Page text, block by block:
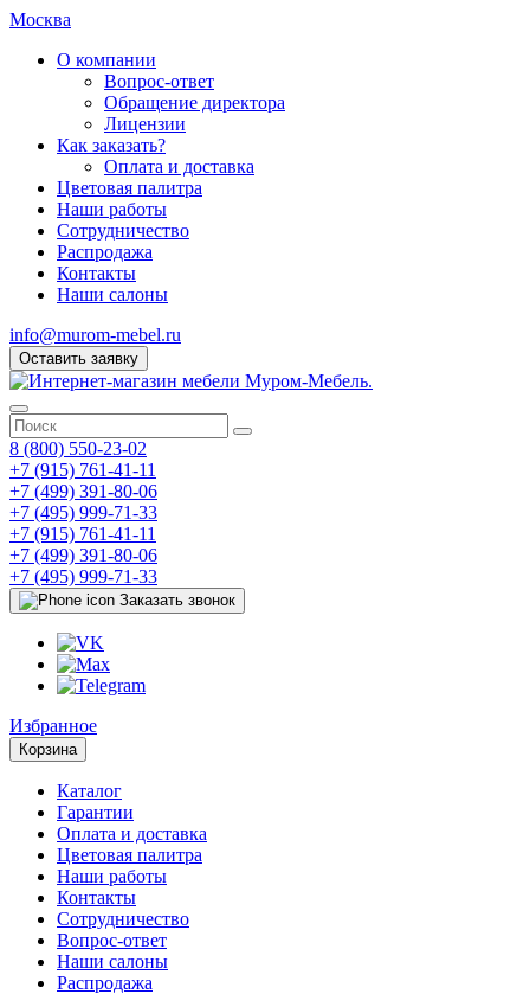
Москва
О компании
Вопрос-ответ
Обращение директора
Лицензии
Как заказать?
Оплата и доставка
Цветовая палитра
Наши работы
Сотрудничество
Распродажа
Контакты
Наши салоны
info@murom-mebel.ru
Оставить заявку
8 (800) 550-23-02
+7 (915) 761-41-11
+7 (499) 391-80-06
+7 (495) 999-71-33
+7 (915) 761-41-11
+7 (499) 391-80-06
+7 (495) 999-71-33
Заказать звонок
Избранное
Корзина
Каталог
Гарантии
Оплата и доставка
Цветовая палитра
Наши работы
Контакты
Сотрудничество
Вопрос-ответ
Наши салоны
Распродажа